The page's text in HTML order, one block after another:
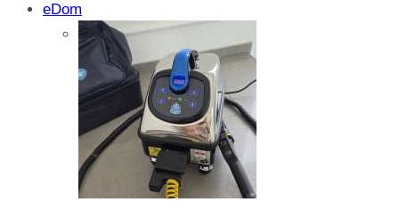
Isprobali smo: SparkShare BoxEV –
funkcionalnost i jednostavnost
eDom